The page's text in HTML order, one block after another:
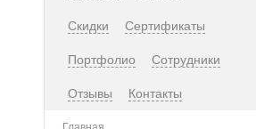
Скидки Сертификаты
Портфолио Сотрудники
Отзывы Контакты